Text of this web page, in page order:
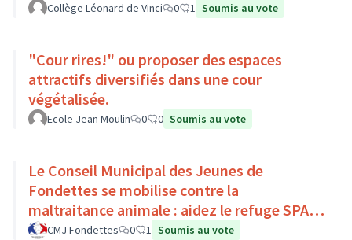
Collège Léonard de Vinci 0 1 Soumis au vote
"Cour rires!" ou proposer des espaces
attractifs diversifiés dans une cour
végétalisée.
Ecole Jean Moulin 0 0 Soumis au vote
Le Conseil Municipal des Jeunes de
Fondettes se mobilise contre la
maltraitance animale : aidez le refuge SPA
de Luynes !
CMJ Fondettes 0 1 Soumis au vote